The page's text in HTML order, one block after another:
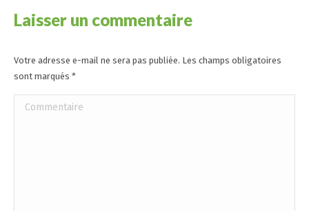
Laisser un commentaire
Votre adresse e-mail ne sera pas publiée. Les champs obligatoires
sont marqués *
Commentaire